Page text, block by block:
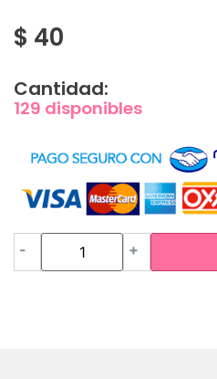
$ 40
Cantidad:
129 disponibles
- +